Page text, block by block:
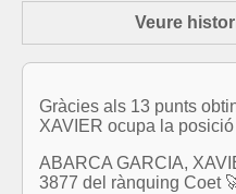
Veure
Gràcies als 13 punts
XAVIER ocupa la
ABARCA GARCIA,
3877 del rànquing Coet